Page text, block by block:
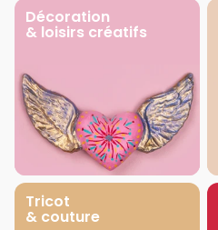
Décoration
& loisirs créatifs
Tricot
& couture